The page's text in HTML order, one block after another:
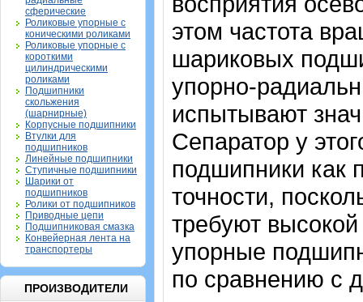
сферические
Роликовые упорные с
коническими роликами
Роликовые упорные с
короткими
цилиндрическими
роликами
Подшипники
скольжения
(шарнирные)
Корпусные подшипники
Втулки для
подшипников
Линейные подшипники
Ступичные подшипники
Шарики от
подшипников
Ролики от подшипников
Приводные цепи
Подшипниковая смазка
Конвейерная лента на
транспортеры
ПРОИЗВОДИТЕЛИ
этом частота
шариковых
упорно-
испытывают
Сепаратор у
подшипники как
точности,
требуют
упорные
по сравнению с